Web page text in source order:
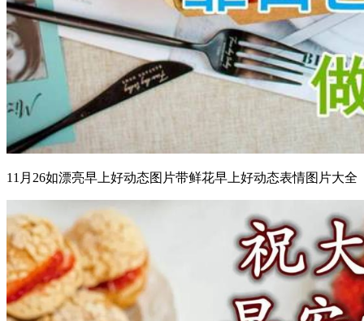
11月26如漂亮早上好动态图片带鲜花早上好动态表情图片大全